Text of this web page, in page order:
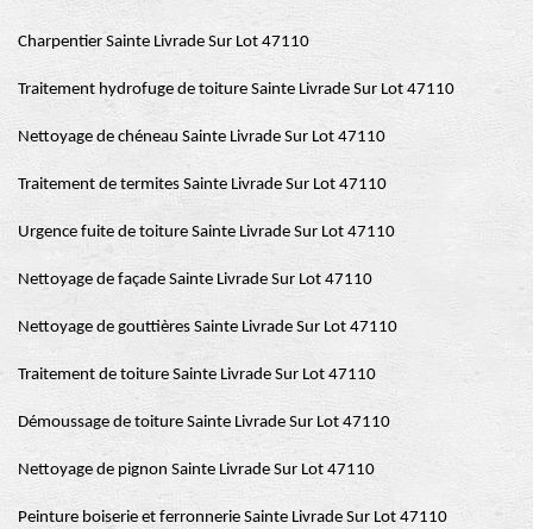
Charpentier Sainte Livrade Sur Lot 47110
Traitement hydrofuge de toiture Sainte Livrade Sur Lot 47110
Nettoyage de chéneau Sainte Livrade Sur Lot 47110
Traitement de termites Sainte Livrade Sur Lot 47110
Urgence fuite de toiture Sainte Livrade Sur Lot 47110
Nettoyage de façade Sainte Livrade Sur Lot 47110
Nettoyage de gouttières Sainte Livrade Sur Lot 47110
Traitement de toiture Sainte Livrade Sur Lot 47110
Démoussage de toiture Sainte Livrade Sur Lot 47110
Nettoyage de pignon Sainte Livrade Sur Lot 47110
Peinture boiserie et ferronnerie Sainte Livrade Sur Lot 47110